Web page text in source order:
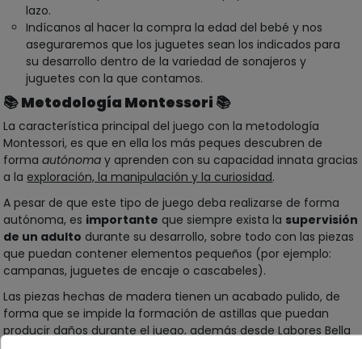
lazo.
Indícanos al hacer la compra la edad del bebé y nos
aseguraremos que los juguetes sean los indicados para
su desarrollo dentro de la variedad de sonajeros y
juguetes con la que contamos.
📚Metodología Montessori 📚
La característica principal del juego con la metodología
Montessori, es que en ella los más peques descubren de
formaautónomay aprenden con su capacidad innata gracias
a la exploración, la manipulación y la curiosidad.
A pesar de que este tipo de juego deba realizarse de forma
autónoma, es importante que siempre exista la supervisión
de un adulto durante su desarrollo, sobre todo con las piezas
que puedan contener elementos pequeños (por ejemplo:
campanas, juguetes de encaje o cascabeles).
Las piezas hechas de madera tienen un acabado pulido, de
forma que se impide la formación de astillas que puedan
producir daños durante el juego, además desde Labores Bella